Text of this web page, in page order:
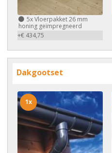
5xVloerpakket 26 mm
honing geïmpregneerd
+€ 434,75
Dakgootset
1x